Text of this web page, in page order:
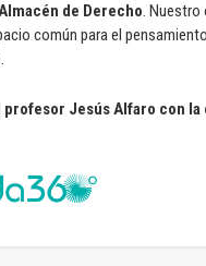
de Derecho. Nuestro
común para el
profesor Jesús Alfaro con